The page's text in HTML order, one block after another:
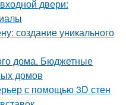
двери:
создание уникального
дома. Бюджетные
домов
с помощью 3D стен